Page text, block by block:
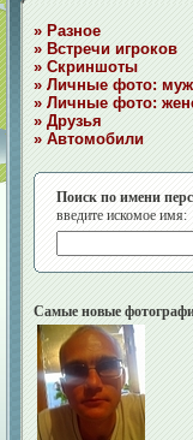
» Разное
» Встречи игроков
» Скриншоты
» Личные фото:
» Личные фото:
» Друзья
» Автомобили
Поиск по имени
введите искомое имя:
Самые новые